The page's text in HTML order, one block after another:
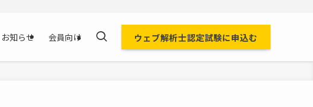
お知らせ 会員向け ウェブ解析士認定試験に申込む